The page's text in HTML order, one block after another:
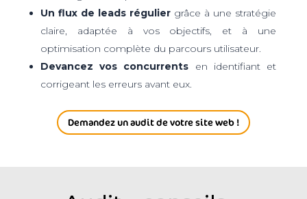
Un flux de leads régulier grâce à une stratégie
claire, adaptée à vos objectifs, et à une
optimisation complète du parcours utilisateur.
Devancez vos concurrents en identifiant et
corrigeant les erreurs avant eux.
Demandez un audit de votre site web !